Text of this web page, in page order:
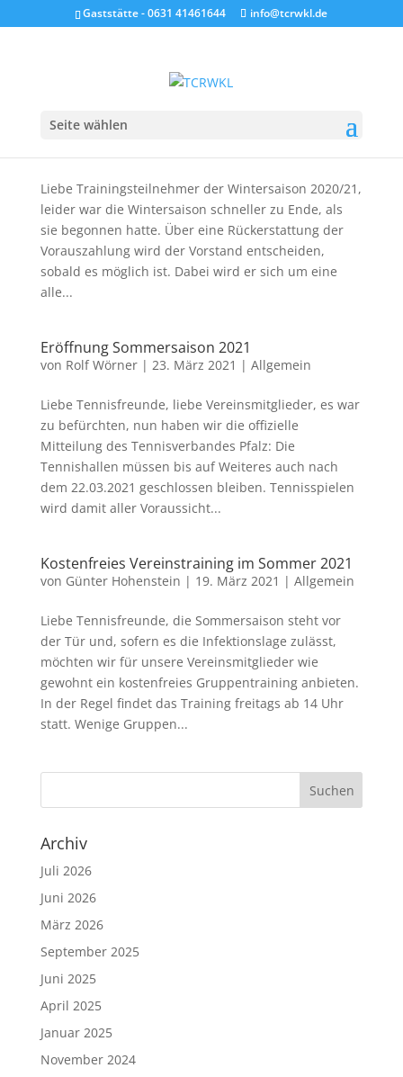
Gaststätte - 0631 41461644 info@tcrwkl.de
Seite wählen
Vereinstraining Winter 2020/21
Liebe Trainingsteilnehmer der Wintersaison 2020/21,
leider war die Wintersaison schneller zu Ende, als
sie begonnen hatte. Über eine Rückerstattung der
Vorauszahlung wird der Vorstand entscheiden,
sobald es möglich ist. Dabei wird er sich um eine
alle...
Eröffnung Sommersaison 2021
von Rolf Wörner| 23. März 2021 | Allgemein
Liebe Tennisfreunde, liebe Vereinsmitglieder, es war
zu befürchten, nun haben wir die offizielle
Mitteilung des Tennisverbandes Pfalz: Die
Tennishallen müssen bis auf Weiteres auch nach
dem 22.03.2021 geschlossen bleiben. Tennisspielen
wird damit aller Voraussicht...
Kostenfreies Vereinstraining im Sommer 2021
von Günter Hohenstein | 19. März 2021 | Allgemein
Liebe Tennisfreunde, die Sommersaison steht vor
der Tür und, sofern es die Infektionslage zulässt,
möchten wir für unsere Vereinsmitglieder wie
gewohnt ein kostenfreies Gruppentraining anbieten.
In der Regel findet das Training freitags ab 14 Uhr
statt. Wenige Gruppen...
Archiv
Juli 2026
Juni 2026
März 2026
September 2025
Juni 2025
April 2025
Januar 2025
November 2024